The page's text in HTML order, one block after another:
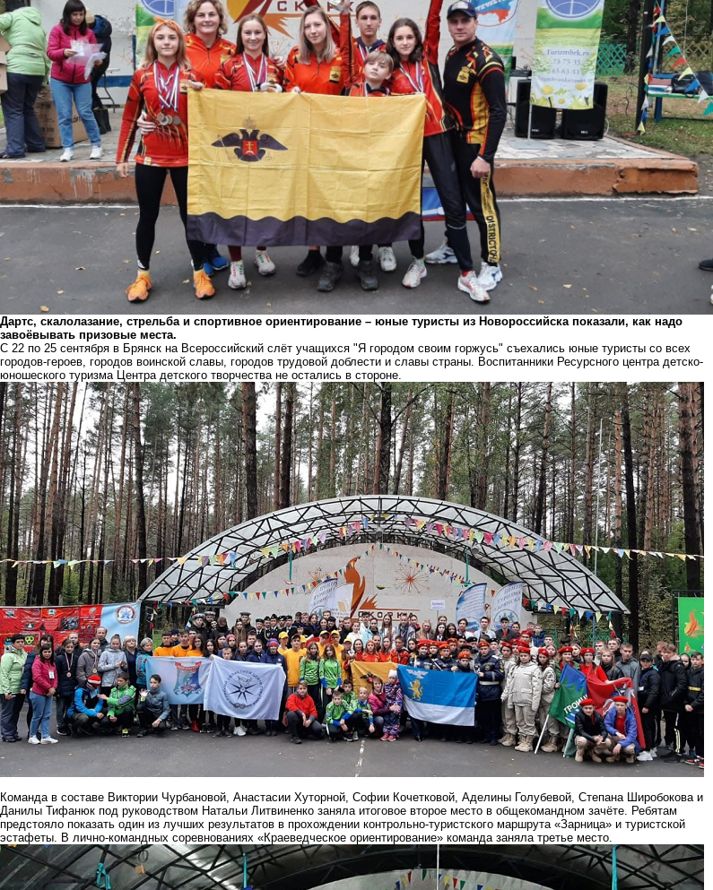
Дартс, скалолазание, стрельба и спортивное ориентирование – юные туристы из Новороссийска показали, как надо
завоёвывать призовые места.
С 22 по 25 сентября в Брянск на Всероссийский слёт учащихся "Я городом своим горжусь" съехались юные туристы со всех
городов-героев, городов воинской славы, городов трудовой доблести и славы страны. Воспитанники Ресурсного центра детско-
юношеского туризма Центра детского творчества не остались в стороне.
Команда в составе Виктории Чурбановой, Анастасии Хуторной, Софии Кочетковой, Аделины Голубевой, Степана Широбокова и
Данилы Тифанюк под руководством Натальи Литвиненко заняла итоговое второе место в общекомандном зачёте. Ребятам
предстояло показать один из лучших результатов в прохождении контрольно-туристского маршрута «Зарница» и туристской
эстафеты. В лично-командных соревнованиях «Краеведческое ориентирование» команда заняла третье место.